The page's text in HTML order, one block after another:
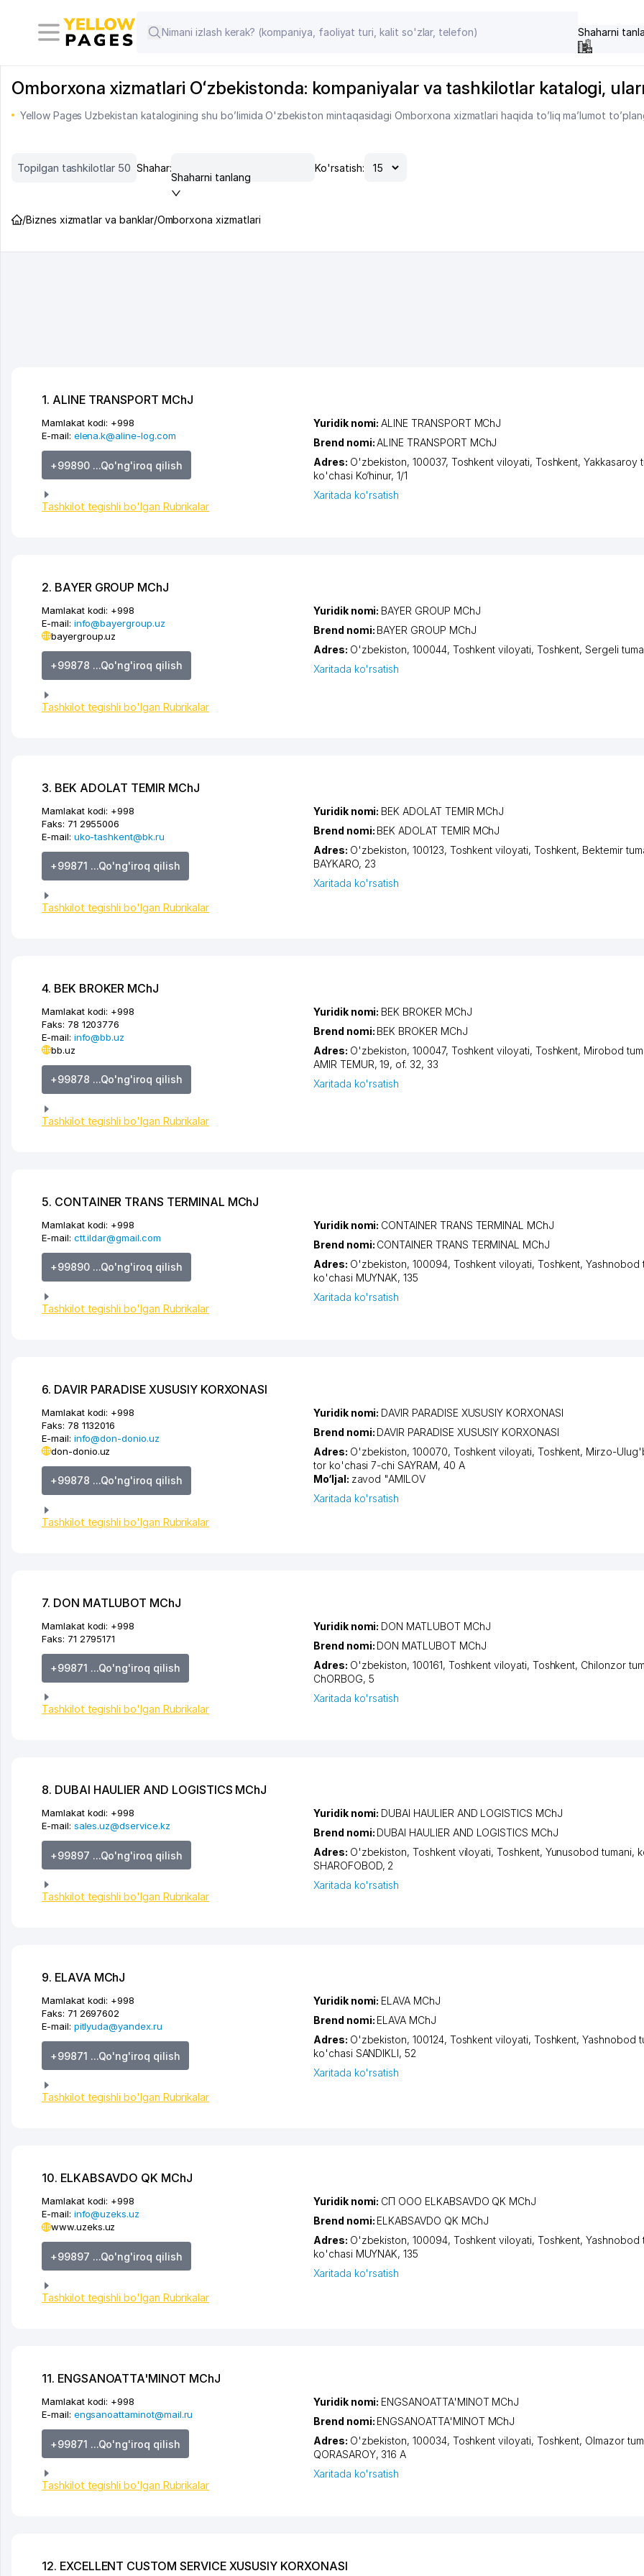
Shaharni
Omborxona xizmatlari Oʻzbekistonda: kompaniyalar va tashkilotlar katalogi,
Yellow Pages Uzbekistan katalogining shu bo’limida O'zbekiston mintaqasidagi Omborxona xizmatlari haqida to’liq ma’lumot
Topilgan tashkilotlar 50 Shahar:
Shaharni tanlang
Ko'rsatish:
/Biznes xizmatlar va banklar/Omborxona xizmatlari
1. ALINE TRANSPORT MChJ
Mamlakat kodi: +998
E-mail: elena.k@aline-log.com
+99890 ...Qo'ng'iroq qilish
Tashkilot tegishli bo'lgan Rubrikalar
Yuridik nomi:ALINE TRANSPORT MChJ
Brend nomi:ALINE TRANSPORT MChJ
Adres: O'zbekiston, 100037, Toshkent viloyati, Toshkent,Yakkasaroy
ko'chasi Ko‘hinur, 1/1
Xaritada ko'rsatish
2. BAYER GROUP MChJ
Mamlakat kodi: +998
E-mail: info@bayergroup.uz
bayergroup.uz
+99878 ...Qo'ng'iroq qilish
Tashkilot tegishli bo'lgan Rubrikalar
Yuridik nomi: BAYER GROUP MChJ
Brend nomi: BAYER GROUP MChJ
Adres: O'zbekiston, 100044, Toshkent viloyati, Toshkent,Sergeli
Xaritada ko'rsatish
3. BEK ADOLAT TEMIR MChJ
Mamlakat kodi: +998
Faks: 71 2955006
E-mail: uko-tashkent@bk.ru
+99871 ...Qo'ng'iroq qilish
Tashkilot tegishli bo'lgan Rubrikalar
Yuridik nomi: BEK ADOLAT TEMIR MChJ
Brend nomi: BEK ADOLAT TEMIR MChJ
Adres: O'zbekiston, 100123, Toshkent viloyati, Toshkent, Bektemir
BAYKARO, 23
Xaritada ko'rsatish
4. BEK BROKER MChJ
Mamlakat kodi: +998
Faks: 78 1203776
E-mail: info@bb.uz
bb.uz
+99878 ...Qo'ng'iroq qilish
Tashkilot tegishli bo'lgan Rubrikalar
Yuridik nomi: BEK BROKER MChJ
Brend nomi: BEK BROKER MChJ
Adres: O'zbekiston, 100047, Toshkent viloyati, Toshkent, Mirobod
AMIR TEMUR, 19, of. 32, 33
Xaritada ko'rsatish
5. CONTAINER TRANS TERMINAL MChJ
Mamlakat kodi: +998
E-mail: ctt.ildar@gmail.com
+99890 ...Qo'ng'iroq qilish
Tashkilot tegishli bo'lgan Rubrikalar
Yuridik nomi: CONTAINER TRANS TERMINAL MChJ
Brend nomi: CONTAINER TRANS TERMINAL MChJ
Adres: O'zbekiston, 100094, Toshkent viloyati, Toshkent,Yashnobod
ko'chasi MUYNAK, 135
Xaritada ko'rsatish
6. DAVIR PARADISE XUSUSIY KORXONASI
Mamlakat kodi: +998
Faks: 78 1132016
E-mail: info@don-donio.uz
don-donio.uz
+99878 ...Qo'ng'iroq qilish
Tashkilot tegishli bo'lgan Rubrikalar
Yuridik nomi: DAVIR PARADISE XUSUSIY KORXONASI
Brend nomi: DAVIR PARADISE XUSUSIY KORXONASI
Adres: O'zbekiston, 100070, Toshkent viloyati, Toshkent, Mirzo-
tor ko'chasi 7-chi SAYRAM, 40 А
Mo‘ljal: zavod "AMILOV
Xaritada ko'rsatish
7. DON MATLUBOT MChJ
Mamlakat kodi: +998
Faks: 71 2795171
+99871 ...Qo'ng'iroq qilish
Tashkilot tegishli bo'lgan Rubrikalar
Yuridik nomi: DON MATLUBOT MChJ
Brend nomi: DON MATLUBOT MChJ
Adres: O'zbekiston, 100161, Toshkent viloyati, Toshkent, Chilonzor
ChORBOG, 5
Xaritada ko'rsatish
8. DUBAI HAULIER AND LOGISTICS MChJ
Mamlakat kodi: +998
E-mail: sales.uz@dservice.kz
+99897 ...Qo'ng'iroq qilish
Tashkilot tegishli bo'lgan Rubrikalar
Yuridik nomi: DUBAI HAULIER AND LOGISTICS MChJ
Brend nomi: DUBAI HAULIER AND LOGISTICS MChJ
Adres: O'zbekiston,Toshkent viloyati,Toshkent, Yunusobod tumani,
SHAROFOBOD, 2
Xaritada ko'rsatish
9. ELAVA MChJ
Mamlakat kodi: +998
Faks: 71 2697602
E-mail: pitlyuda@yandex.ru
+99871 ...Qo'ng'iroq qilish
Tashkilot tegishli bo'lgan Rubrikalar
Yuridik nomi: ELAVA MChJ
Brend nomi: ELAVA MChJ
Adres: O'zbekiston, 100124, Toshkent viloyati, Toshkent,Yashnobod
ko'chasi SANDIKLI, 52
Xaritada ko'rsatish
10. ELKABSAVDO QK MChJ
Mamlakat kodi: +998
E-mail: info@uzeks.uz
www.uzeks.uz
+99897 ...Qo'ng'iroq qilish
Tashkilot tegishli bo'lgan Rubrikalar
Yuridik nomi: СП ООО ELKABSAVDO QK MChJ
Brend nomi: ELKABSAVDO QK MChJ
Adres: O'zbekiston, 100094, Toshkent viloyati, Toshkent,Yashnobod
ko'chasi MUYNAK, 135
Xaritada ko'rsatish
11. ENGSANOATTA'MINOT MChJ
Mamlakat kodi: +998
E-mail: engsanoattaminot@mail.ru
+99871 ...Qo'ng'iroq qilish
Tashkilot tegishli bo'lgan Rubrikalar
Yuridik nomi: ENGSANOATTA'MINOT MChJ
Brend nomi: ENGSANOATTA'MINOT MChJ
Adres: O'zbekiston, 100034, Toshkent viloyati, Toshkent, Olmazor
QORASAROY, 316 А
Xaritada ko'rsatish
12. EXCELLENT CUSTOM SERVICE XUSUSIY KORXONASI